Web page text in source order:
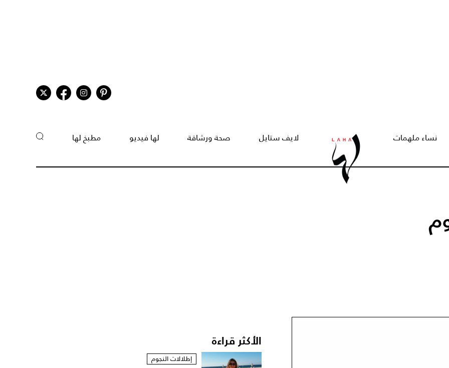
نساء ملهمات لايف ستايل صحة ورشاقة لها فيديو مطبخ لها
الأكثر قراءة
إطلالات النجوم